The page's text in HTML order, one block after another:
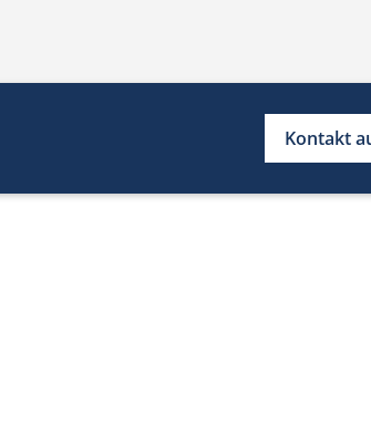
Kontakt